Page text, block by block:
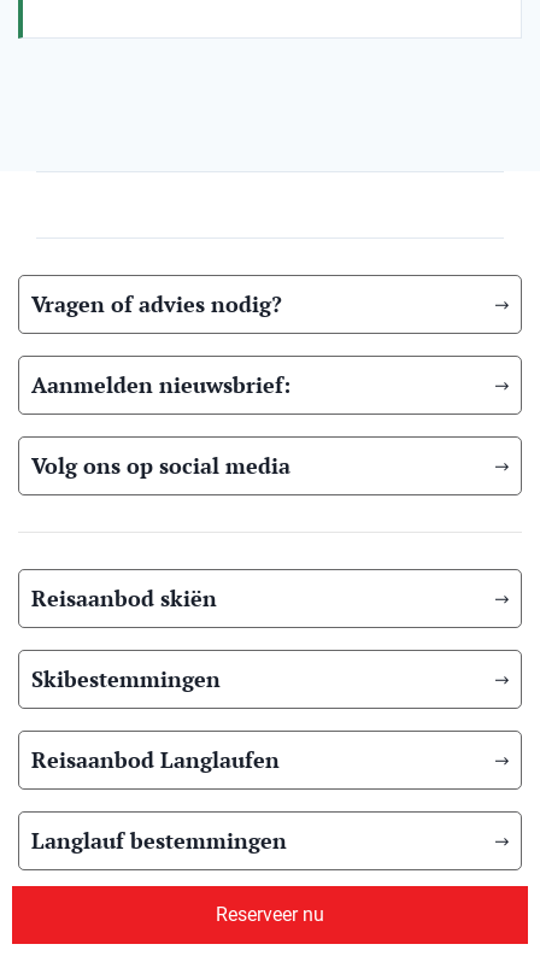
Reserveer nu
Vragen of advies nodig?
Aanmelden nieuwsbrief:
Volg ons op social media
Reisaanbod skiën
Skibestemmingen
Reisaanbod Langlaufen
Langlauf bestemmingen
Reisaanbod zomer